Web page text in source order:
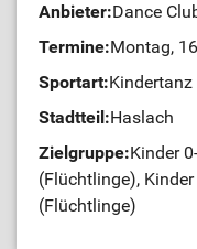
Anbieter:Dance
Termine:Montag,
Sportart:Kindertanz
Stadtteil:Haslach
Zielgruppe:Kinder
(Flüchtlinge),
(Flüchtlinge)